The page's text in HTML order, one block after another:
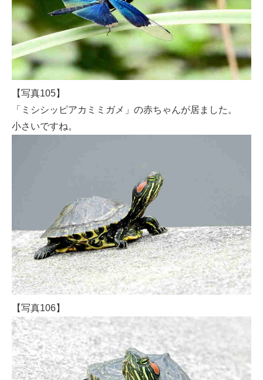
【写真105】
「ミシシッピアカミミガメ」の赤ちゃんが居ました。
小さいですね。
【写真106】